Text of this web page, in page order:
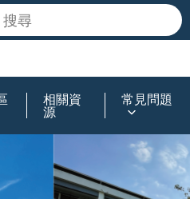
相關資
源
常見問題